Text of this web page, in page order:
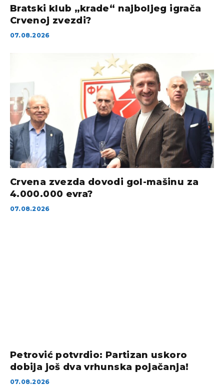
Bratski klub „krade“ najboljeg igrača
Crvenoj zvezdi?
07.08.2026
Crvena zvezda dovodi gol-mašinu za
4.000.000 evra?
07.08.2026
Petrović potvrdio: Partizan uskoro
dobija još dva vrhunska pojačanja!
07.08.2026